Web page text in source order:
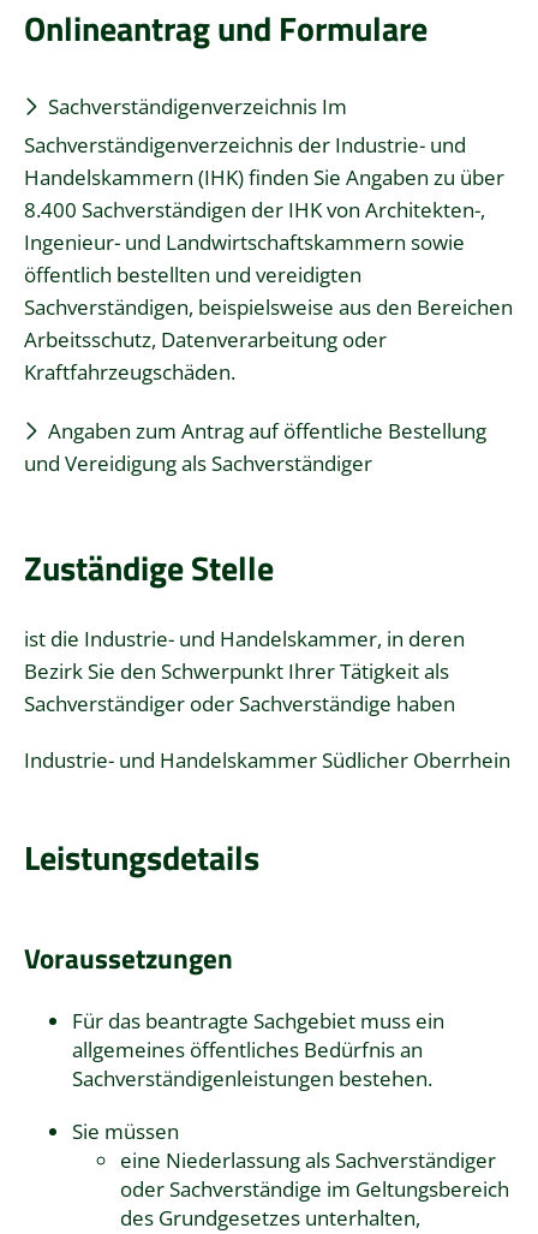
Onlineantrag und Formulare
Sachverständigenverzeichnis Im
Sachverständigenverzeichnis der Industrie- und
Handelskammern (IHK) finden Sie Angaben zu über
8.400 Sachverständigen der IHK von Architekten-,
Ingenieur- und Landwirtschaftskammern sowie
öffentlich bestellten und vereidigten
Sachverständigen, beispielsweise aus den Bereichen
Arbeitsschutz, Datenverarbeitung oder
Kraftfahrzeugschäden.
Angaben zum Antrag auf öffentliche Bestellung
und Vereidigung als Sachverständiger
Zuständige Stelle
ist die Industrie- und Handelskammer, in deren
Bezirk Sie den Schwerpunkt Ihrer Tätigkeit als
Sachverständiger oder Sachverständige haben
Industrie- und Handelskammer Südlicher Oberrhein
Leistungsdetails
Voraussetzungen
Für das beantragte Sachgebiet muss ein
allgemeines öffentliches Bedürfnis an
Sachverständigenleistungen bestehen.
Sie müssen
eine Niederlassung als Sachverständiger
oder Sachverständige im Geltungsbereich
des Grundgesetzes unterhalten,